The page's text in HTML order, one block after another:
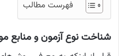
فهرست مطالب
شناخت نوع آزمون و منابع